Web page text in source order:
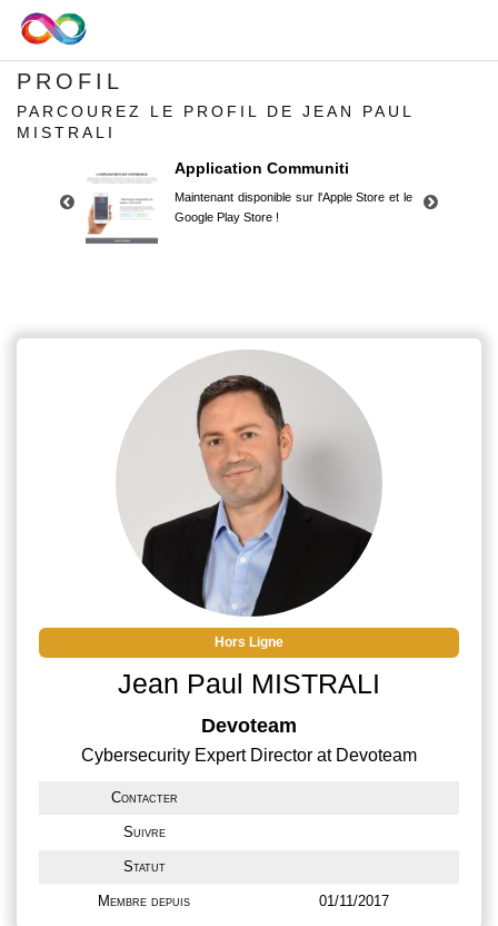
PROFIL
PARCOUREZ LE PROFIL DE JEAN PAUL
MISTRALI
Application Communiti
Maintenant disponible sur l'Apple Store et le
Google Play Store !
Google Play Store !
Hors Ligne
Jean Paul MISTRALI
Devoteam
Cybersecurity Expert Director at Devoteam
Contacter
Suivre
Statut
Membre depuis 01/11/2017